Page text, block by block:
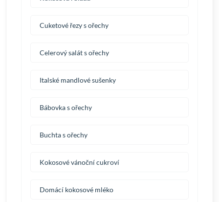
Cuketové řezy s ořechy
Celerový salát s ořechy
Italské mandlové sušenky
Bábovka s ořechy
Buchta s ořechy
Kokosové vánoční cukroví
Domácí kokosové mléko